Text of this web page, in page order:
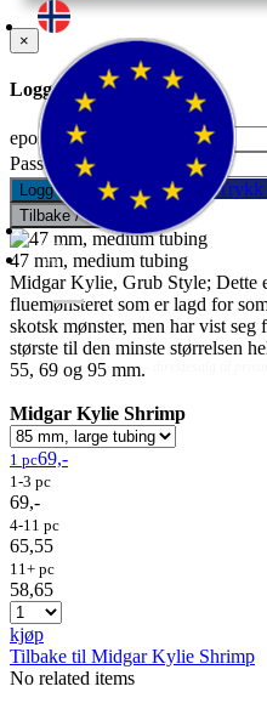
Fluer Fluefiske
×
Logg inn til din konto.
epostadresse:
Passord:
Logg inn Glemt passord? Trykk
Tilbake / Lukk
47 mm, medium tubing
Midgar Kylie, Grub Style; Dette
fluemønsteret som er lagd for
skotsk mønster, men har vist
største til den minste størrelsen
55, 69 og 95 mm.
Midgar Kylie Shrimp
1 pc69,-
1-3 pc
69,-
4-11 pc
65,55
11+ pc
58,65
kjøp
Tilbake til Midgar Kylie Shrimp
No related items